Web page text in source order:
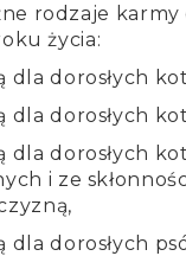
rodzaje karmy
życia:
dla dorosłych
dla dorosłych
dla dorosłych
i ze
dla dorosłych